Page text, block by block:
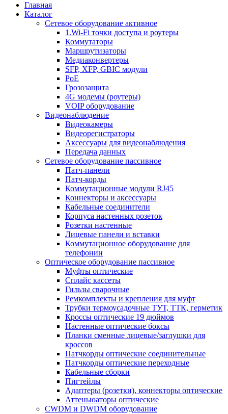
Главная
Каталог
Сетевое оборудование активное
1.Wi-Fi точки доступа и роутеры
Коммутаторы
Маршрутизаторы
Медиаконвертеры
SFP, XFP, GBIC модули
PoE
Грозозащита
4G модемы (роутеры)
VOIP оборудование
Видеонаблюдение
Видеокамеры
Видеорегистраторы
Аксессуары для видеонаблюдения
Передача данных
Сетевое оборудование пассивное
Патч-панели
Патч-корды
Коммутационные модули RJ45
Коннекторы и аксессуары
Кабельные соединители
Корпуса настенных розеток
Розетки настенные
Лицевые панели и вставки
Коммутационное оборудование для
телефонии
Оптическое оборудование пассивное
Муфты оптические
Сплайс кассеты
Гильзы сварочные
Ремкомплекты и крепления для муфт
Трубки термоусадочные ТУТ, ТТК, герметик
Кроссы оптические 19 дюймов
Настенные оптические боксы
Планки сменные лицевые/заглушки для
кроссов
Патчкорды оптические соединительные
Патчкорды оптические переходные
Кабельные сборки
Пигтейлы
Адаптеры (розетки), коннекторы оптические
Аттеньюаторы оптические
CWDM и DWDM оборудование